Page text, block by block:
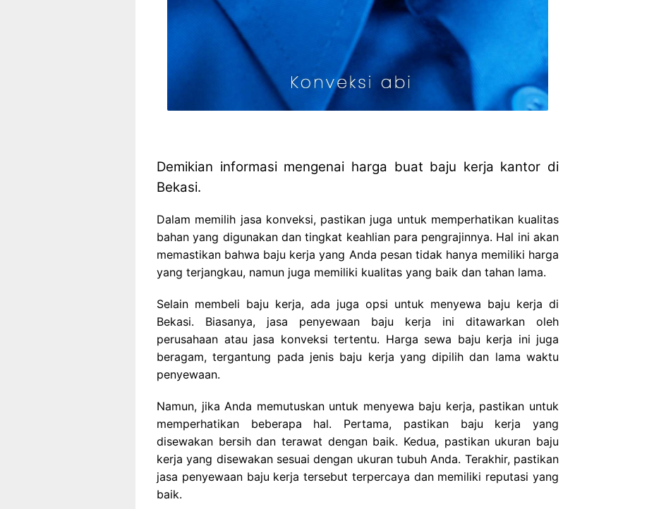
Demikian informasi mengenai harga buat baju kerja kantor di
Bekasi.
Dalam memilih jasa konveksi, pastikan juga untuk memperhatikan kualitas
bahan yang digunakan dan tingkat keahlian para pengrajinnya. Hal ini akan
memastikan bahwa baju kerja yang Anda pesan tidak hanya memiliki harga
yang terjangkau, namun juga memiliki kualitas yang baik dan tahan lama.
Selain membeli baju kerja, ada juga opsi untuk menyewa baju kerja di
Bekasi. Biasanya, jasa penyewaan baju kerja ini ditawarkan oleh
perusahaan atau jasa konveksi tertentu. Harga sewa baju kerja ini juga
beragam, tergantung pada jenis baju kerja yang dipilih dan lama waktu
penyewaan.
Namun, jika Anda memutuskan untuk menyewa baju kerja, pastikan untuk
memperhatikan beberapa hal. Pertama, pastikan baju kerja yang
disewakan bersih dan terawat dengan baik. Kedua, pastikan ukuran baju
kerja yang disewakan sesuai dengan ukuran tubuh Anda. Terakhir, pastikan
jasa penyewaan baju kerja tersebut terpercaya dan memiliki reputasi yang
baik.